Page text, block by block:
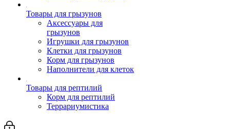
Товары для грызунов
Аксессуары для
грызунов
Игрушки для грызунов
Клетки для грызунов
Корм для грызунов
Наполнители для клеток
Товары для рептилий
Корм для рептилий
Террариумистика